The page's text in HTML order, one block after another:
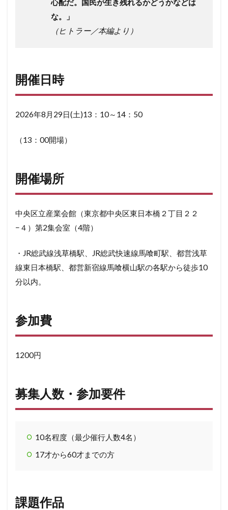
心配だ。国民が生き残れるかどうかなどは
な。」
（ヒトラー／本編より）
開催日時
2026年8月29日(土)13：10～14：50
（13：00開場）
開催場所
中央区立産業会館（東京都中央区東日本橋２丁目２２
−４）第2集会室（4階）
・JR総武線浅草橋駅、JR総武快速線馬喰町駅、都営浅草
線東日本橋駅、都営新宿線馬喰横山駅の各駅から徒歩10
分以内。
参加費
1200円
募集人数・参加要件
10名程度（最少催行人数4名）
17才から60才までの方
課題作品